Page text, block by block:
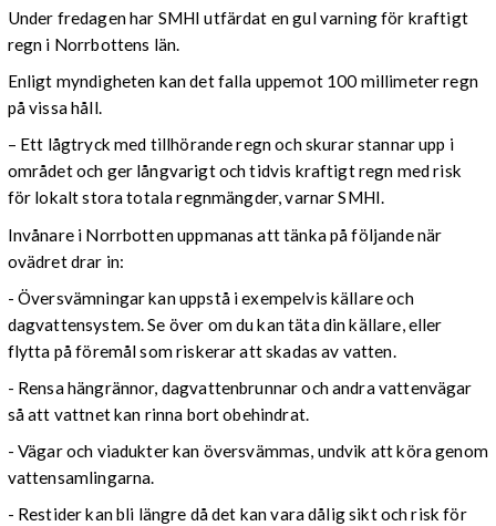
Under fredagen har SMHI utfärdat en gul varning för kraftigt
regn i Norrbottens län.
Enligt myndigheten kan det falla uppemot 100 millimeter regn
på vissa håll.
– Ett lågtryck med tillhörande regn och skurar stannar upp i
området och ger långvarigt och tidvis kraftigt regn med risk
för lokalt stora totala regnmängder, varnar SMHI.
Invånare i Norrbotten uppmanas att tänka på följande när
ovädret drar in:
- Översvämningar kan uppstå i exempelvis källare och
dagvattensystem. Se över om du kan täta din källare, eller
flytta på föremål som riskerar att skadas av vatten.
- Rensa hängrännor, dagvattenbrunnar och andra vattenvägar
så att vattnet kan rinna bort obehindrat.
- Vägar och viadukter kan översvämmas, undvik att köra genom
vattensamlingarna.
- Restider kan bli längre då det kan vara dålig sikt och risk för